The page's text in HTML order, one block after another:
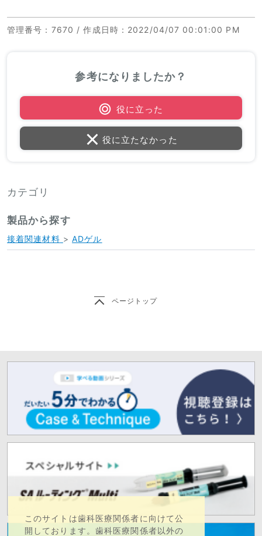
このサイトは歯科医療関係者に向けて公
開しております。歯科医療関係者以外の
管理番号 ：7670 /作成日時 ：2022/04/07 00:01:00 PM
参考になりましたか？
役に立った
役に立たなかった
カテゴリ
製品から探す
接着関連材料 > ADゲル
ページトップ